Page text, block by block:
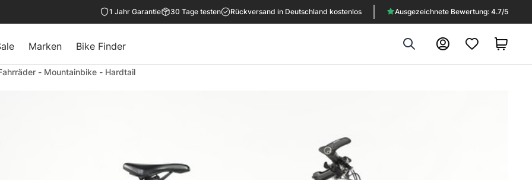
1 Jahr Garantie 30 Tage testen Rückversand in Deutschland kostenlos Ausgezeichnete Bewertung: 4.7/5
Marken Bike Finder Search Konto
- Mountainbike - Hardtail